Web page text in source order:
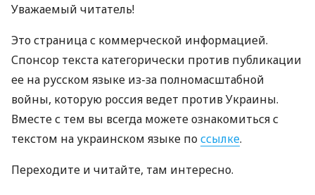
Уважаемый читатель!
Это страница с коммерческой информацией.
Спонсор текста категорически против публикации
ее на русском языке из-за полномасштабной
войны, которую россия ведет против Украины.
Вместе с тем вы всегда можете ознакомиться с
текстом на украинском языке поссылке.
Переходите и читайте, там интересно.